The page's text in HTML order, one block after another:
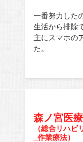
一番努力した
生活から排除
主にスマホの
た。
森ノ宮医
（総合リハビ
_作業療法）